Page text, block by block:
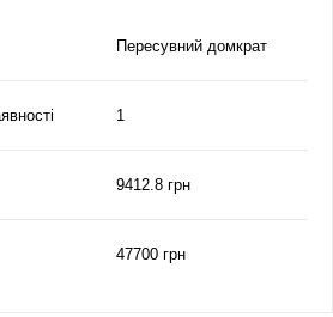
Пересувний домкрат
1
9412.8 грн
47700 грн